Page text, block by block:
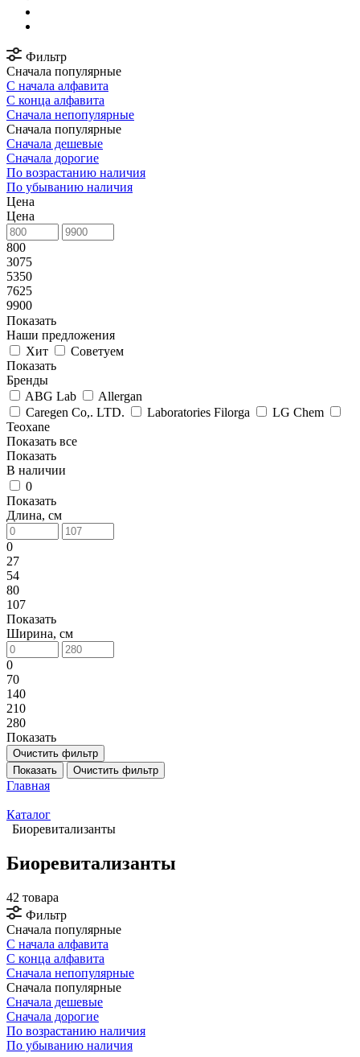
Фильтр
Сначала популярные
С начала алфавита
С конца алфавита
Сначала непопулярные
Сначала популярные
Сначала дешевые
Сначала дорогие
По возрастанию наличия
По убыванию наличия
Цена
Цена
800
3075
5350
7625
9900
Показать
Наши предложения
Хит
Советуем
Показать
Бренды
ABG Lab
Allergan
Caregen Co,. LTD.
Laboratories Filorga
LG Chem
Teoxane
Показать все
Показать
В наличии
0
Показать
Длина, см
0
27
54
80
107
Показать
Ширина, см
0
70
140
210
280
Показать
Очистить фильтр
Показать
Очистить фильтр
Главная
Каталог
Биоревитализанты
Биоревитализанты
42 товара
Фильтр
Сначала популярные
С начала алфавита
С конца алфавита
Сначала непопулярные
Сначала популярные
Сначала дешевые
Сначала дорогие
По возрастанию наличия
По убыванию наличия